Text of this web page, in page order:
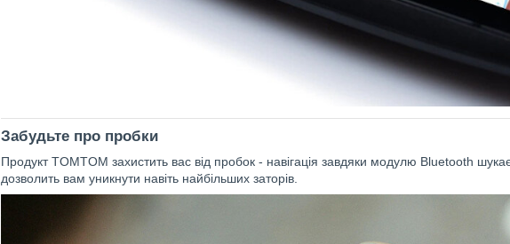
Забудьте про пробки
Продукт TOMTOM захистить вас від пробок - навігація завдяки модулю Bluetooth
дозволить вам уникнути навіть найбільших заторів.